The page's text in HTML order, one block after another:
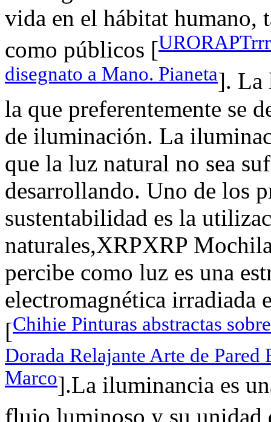
vida en el hábitat humano,
como públicos [
disegnato a Mano. Pianeta]. La
la que preferentemente se
de iluminación. La
que la luz natural no sea
desarrollando. Uno de los
sustentabilidad es la
naturales,XRPXRP
percibe como luz es una
electromagnética irradiada
[Chihie Pinturas abstractas
Dorada Relajante Arte de
Marco].La iluminancia es
flujo luminoso y su unidad